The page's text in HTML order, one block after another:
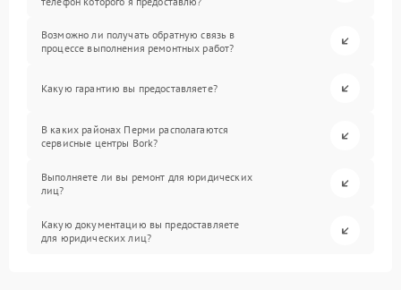
Возможно ли получать обратную связь в
процессе выполнения ремонтных работ?
Какую гарантию вы предоставляете?
В каких районах Перми располагаются
сервисные центры Bork?
Выполняете ли вы ремонт для юридических
лиц?
Какую документацию вы предоставляете
для юридических лиц?